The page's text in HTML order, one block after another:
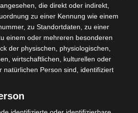
de Métlaoui (ESM)
Behi 90'
de Ben Guerdane (USBG)
die direkt oder indirekt,
zu einer Kennung wie einem
zu Standortdaten, zu einer
einem oder mehreren besonderen
der physischen, physiologischen,
wirtschaftlichen, kulturellen oder
natürlichen Person sind, identifiziert